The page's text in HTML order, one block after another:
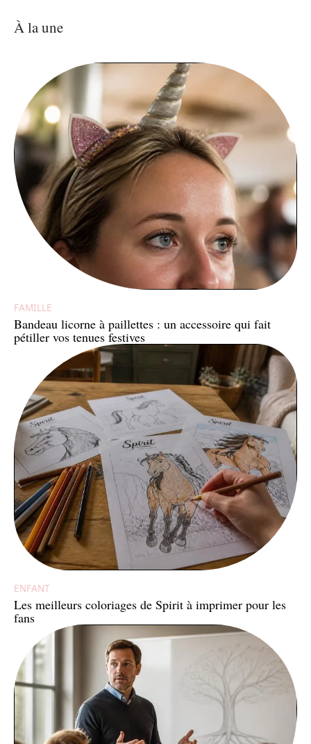
À la une
FAMILLE
Bandeau licorne à paillettes : un accessoire qui fait
pétiller vos tenues festives
ENFANT
Les meilleurs coloriages de Spirit à imprimer pour les
fans